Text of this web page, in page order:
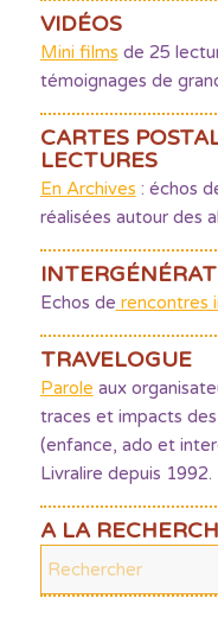
VIDÉOS
Mini films de 25
témoignages de
CARTES
LECTURES
En Archives : échos
réalisées autour des
Echos de rencontres
TRAVELOGUE
Parole aux
traces et impacts
(enfance, ado et
Livralire depuis 1992.
A LA